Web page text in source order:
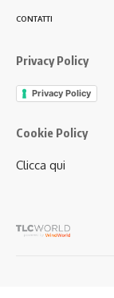
CONTATTI
Privacy Policy
Privacy Policy
Cookie Policy
Clicca qui